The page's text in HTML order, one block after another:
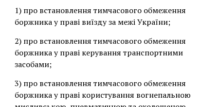
1) про встановлення тимчасового обмеження
боржника у праві виїзду за межі України;
2) про встановлення тимчасового обмеження
боржника у праві керування транспортними
засобами;
3) про встановлення тимчасового обмеження
боржника у праві користування вогнепальною